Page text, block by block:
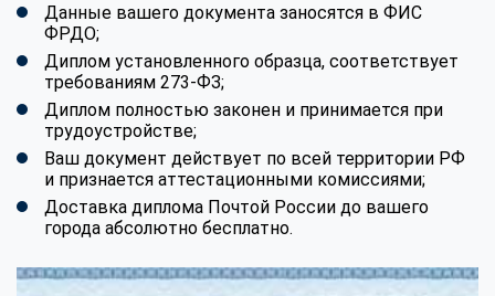
Данные вашего документа заносятся в ФИС
ФРДО;
Диплом установленного образца, соответствует
требованиям 273-ФЗ;
Диплом полностью законен и принимается при
трудоустройстве;
Ваш документ действует по всей территории РФ
и признается аттестационными комиссиями;
Доставка диплома Почтой России до вашего
города абсолютно бесплатно.